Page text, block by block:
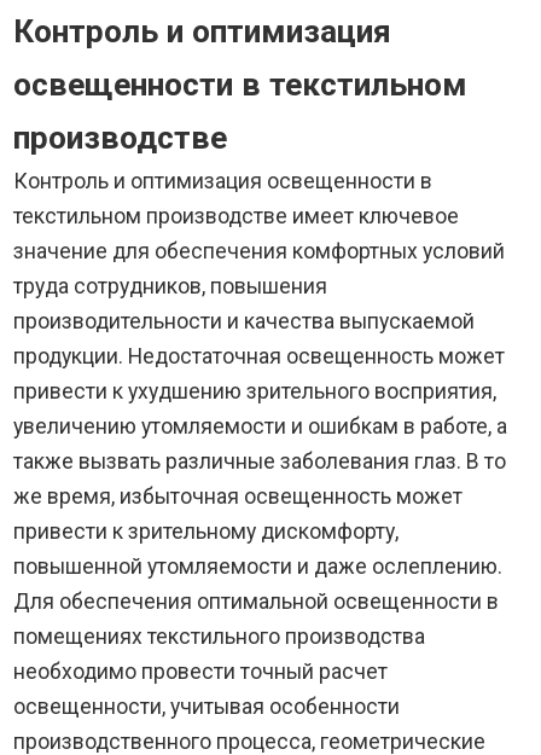
Контроль и оптимизация
освещенности в текстильном
производстве
Контроль и оптимизация освещенности в
текстильном производстве имеет ключевое
значение для обеспечения комфортных условий
труда сотрудников, повышения
производительности и качества выпускаемой
продукции. Недостаточная освещенность может
привести к ухудшению зрительного восприятия,
увеличению утомляемости и ошибкам в работе, а
также вызвать различные заболевания глаз. В то
же время, избыточная освещенность может
привести к зрительному дискомфорту,
повышенной утомляемости и даже ослеплению.
Для обеспечения оптимальной освещенности в
помещениях текстильного производства
необходимо провести точный расчет
освещенности, учитывая особенности
производственного процесса, геометрические